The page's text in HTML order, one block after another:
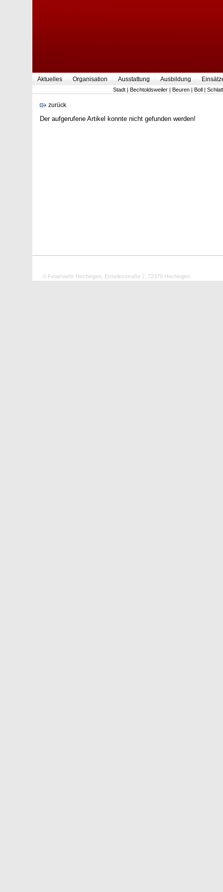
Aktuelles Organisation Ausstattung Ausbildung
Stadt | Bechtoldsweiler | Beuren | Boll | Schlatt
zurück
Der aufgerufene Artikel konnte nicht gefunden werden!
© Feuerwehr Hechingen, Ermelesstraße 7, 72379 Hechingen